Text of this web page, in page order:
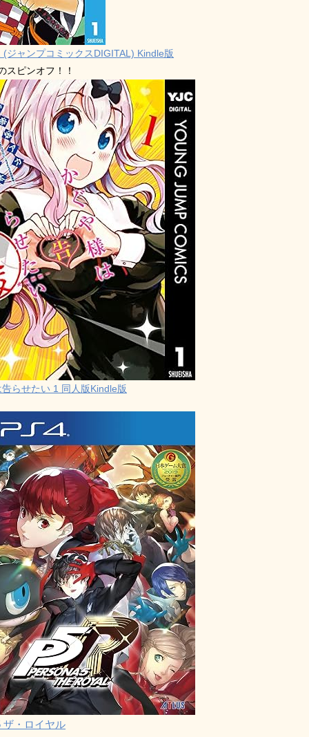
(ジャンプコミックスDIGITAL) Kindle版
スピンオフ！！
らせたい 1 同人版Kindle版
ザ・ロイヤル